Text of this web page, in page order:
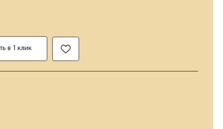
в 1 клик